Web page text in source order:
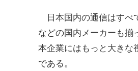
日本国内の通信はすべ
などの国内メーカーも揃
本企業にはもっと大きな
である。